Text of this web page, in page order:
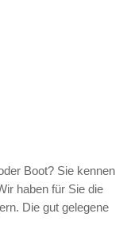
Boot? Sie kennen
haben für Sie die
Die gut gelegene